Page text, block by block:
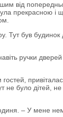
від
прекрасною і
Тут був будинок
ручки
не було дітей, не
– У мене